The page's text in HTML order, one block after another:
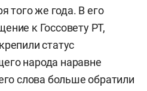
того же года. В его
к Госсовету РТ,
статус
народа наравне
слова больше обратили